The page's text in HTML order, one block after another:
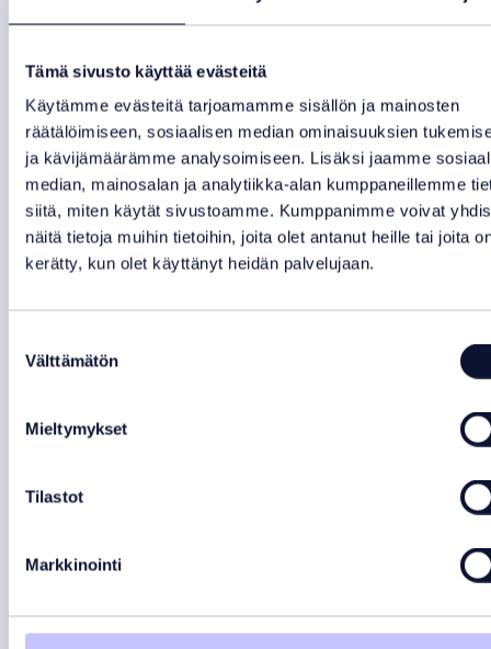
Tämä sivusto käyttää evästeitä
Käytämme evästeitä tarjoamamme sisällön ja mainosten
räätälöimiseen, sosiaalisen median ominaisuuksien
ja kävijämäärämme analysoimiseen. Lisäksi jaamme
median, mainosalan ja analytiikka-alan kumppaneillemme
siitä, miten käytät sivustoamme. Kumppanimme voivat
näitä tietoja muihin tietoihin, joita olet antanut heille tai joita
kerätty, kun olet käyttänyt heidän palvelujaan.
valinta
Välttämätön
Mieltymykset
Tilastot
Markkinointi
38,00
Varastotilanne:
Ei varastossa